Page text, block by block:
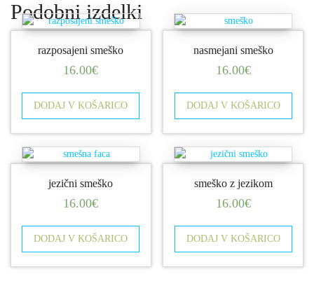
Podobni izdelki
razposajeni smeško
16.00€
DODAJ V KOŠARICO
nasmejani smeško
16.00€
DODAJ V KOŠARICO
jezični smeško
16.00€
DODAJ V KOŠARICO
smeško z jezikom
16.00€
DODAJ V KOŠARICO